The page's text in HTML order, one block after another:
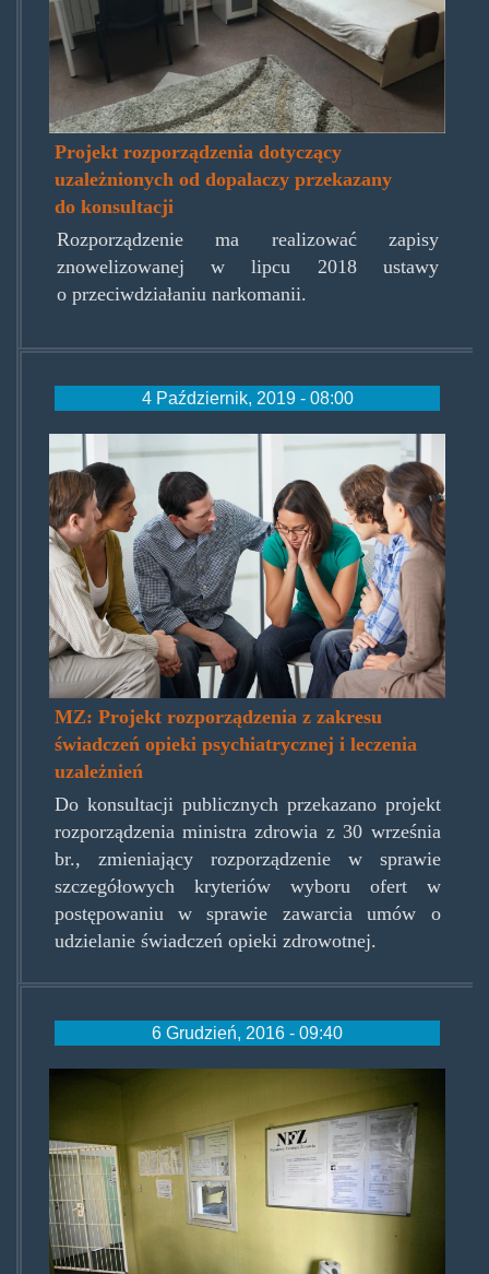
Projekt rozporządzenia dotyczący
uzależnionych od dopalaczy przekazany
do konsultacji
Rozporządzenie ma realizować zapisy
znowelizowanej w lipcu 2018 ustawy
o przeciwdziałaniu narkomanii.
4 Październik, 2019 - 08:00
therapy-for-
MZ: Projekt rozporządzenia z zakresu
świadczeń opieki psychiatrycznej i leczenia
uzależnień
Do konsultacji publicznych przekazano projekt
rozporządzenia ministra zdrowia z 30 września
br., zmieniający rozporządzenie w sprawie
szczegółowych kryteriów wyboru ofert w
postępowaniu w sprawie zawarcia umów o
udzielanie świadczeń opieki zdrowotnej.
6 Grudzień, 2016 - 09:40
metadonokno.jpg